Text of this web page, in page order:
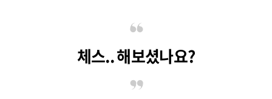
체스.. 해보셨나요?